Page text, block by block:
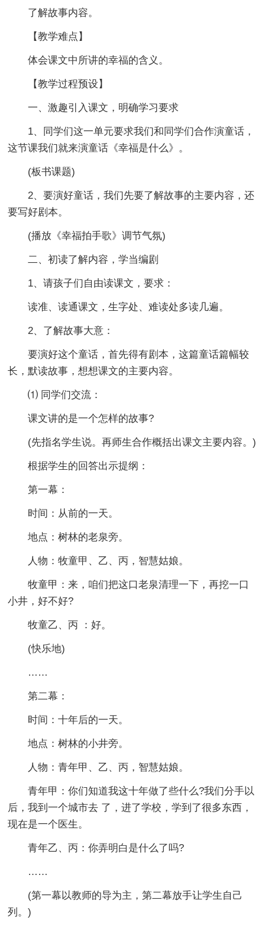
了解故事内容。
【教学难点】
体会课文中所讲的幸福的含义。
【教学过程预设】
一、激趣引入课文，明确学习要求
1、同学们这一单元要求我们和同学们合作演童话，
这节课我们就来演童话《幸福是什么》。
(板书课题)
2、要演好童话，我们先要了解故事的主要内容，还
要写好剧本。
(播放《幸福拍手歌》调节气氛)
二、初读了解内容，学当编剧
1、请孩子们自由读课文，要求：
读准、读通课文，生字处、难读处多读几遍。
2、了解故事大意：
要演好这个童话，首先得有剧本，这篇童话篇幅较
长，默读故事，想想课文的主要内容。
⑴ 同学们交流：
课文讲的是一个怎样的故事?
(先指名学生说。再师生合作概括出课文主要内容。)
根据学生的回答出示提纲：
第一幕：
时间：从前的一天。
地点：树林的老泉旁。
人物：牧童甲、乙、丙，智慧姑娘。
牧童甲：来，咱们把这口老泉清理一下，再挖一口
小井，好不好?
牧童乙、丙 ：好。
(快乐地)
……
第二幕：
时间：十年后的一天。
地点：树林的小井旁。
人物：青年甲、乙、丙，智慧姑娘。
青年甲：你们知道我这十年做了些什么?我们分手以
后，我到一个城市去 了，进了学校，学到了很多东西，
现在是一个医生。
青年乙、丙：你弄明白是什么了吗?
……
(第一幕以教师的导为主，第二幕放手让学生自己
列。)